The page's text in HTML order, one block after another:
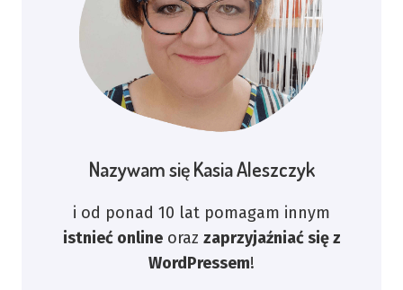
Nazywam się Kasia Aleszczyk
i od ponad 10 lat pomagam innym
istnieć onlineoraz zaprzyjaźniać się z
WordPressem!